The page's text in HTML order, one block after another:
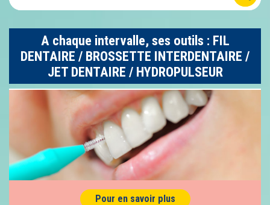
A chaque intervalle, ses outils : FIL
DENTAIRE / BROSSETTE INTERDENTAIRE /
JET DENTAIRE / HYDROPULSEUR
Pour en savoir plus